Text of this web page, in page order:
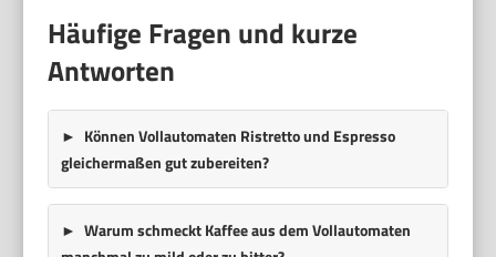
Häufige Fragen und kurze
Antworten
Können Vollautomaten Ristretto und Espresso
gleichermaßen gut zubereiten?
Warum schmeckt Kaffee aus dem Vollautomaten